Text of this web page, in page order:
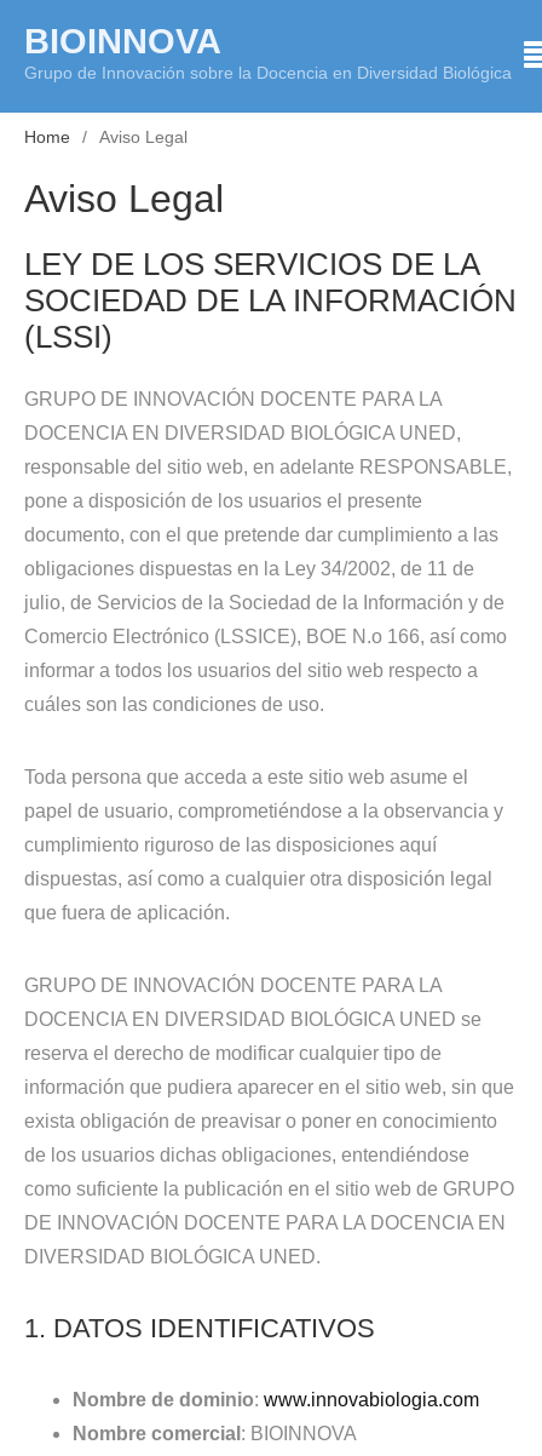
content
BIOINNOVA
Grupo de Innovación sobre la Docencia en Diversidad Biológica
Home Aviso Legal
Aviso Legal
LEY DE LOS SERVICIOS DE LA
SOCIEDAD DE LA INFORMACIÓN
(LSSI)
GRUPO DE INNOVACIÓN DOCENTE PARA LA
DOCENCIA EN DIVERSIDAD BIOLÓGICA UNED,
responsable del sitio web, en adelante RESPONSABLE,
pone a disposición de los usuarios el presente
documento, con el que pretende dar cumplimiento a las
obligaciones dispuestas en la Ley 34/2002, de 11 de
julio, de Servicios de la Sociedad de la Información y de
Comercio Electrónico (LSSICE), BOE N.o 166, así como
informar a todos los usuarios del sitio web respecto a
cuáles son las condiciones de uso.
Toda persona que acceda a este sitio web asume el
papel de usuario, comprometiéndose a la observancia y
cumplimiento riguroso de las disposiciones aquí
dispuestas, así como a cualquier otra disposición legal
que fuera de aplicación.
GRUPO DE INNOVACIÓN DOCENTE PARA LA
DOCENCIA EN DIVERSIDAD BIOLÓGICA UNED se
reserva el derecho de modificar cualquier tipo de
información que pudiera aparecer en el sitio web, sin que
exista obligación de preavisar o poner en conocimiento
de los usuarios dichas obligaciones, entendiéndose
como suficiente la publicación en el sitio web de GRUPO
DE INNOVACIÓN DOCENTE PARA LA DOCENCIA EN
DIVERSIDAD BIOLÓGICA UNED.
1. DATOS IDENTIFICATIVOS
Nombre de dominio: www.innovabiologia.com
Nombre comercial : BIOINNOVA